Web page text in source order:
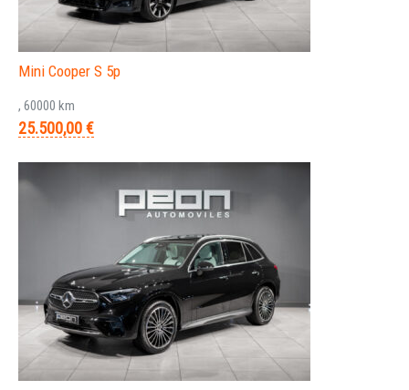
Mini Cooper S 5p
, 60000 km
25.500,00 €